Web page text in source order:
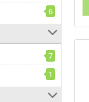
6
7
1